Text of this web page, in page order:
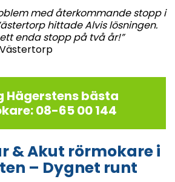
med återkommande stopp i
hittade Alvis lösningen.
enda stopp på två år!”
Västertorp
Hägerstens bästa
08-65 00 144
& Akut rörmokare i
– Dygnet runt